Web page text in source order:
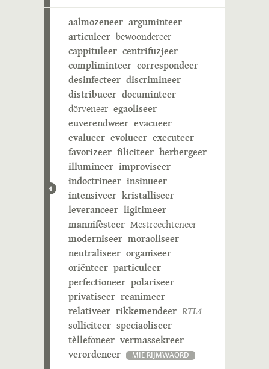
4
aalmozeneer arguminteer
articuleer bewoondereer
cappituleer centrifuzjeer
compliminteer correspondeer
desinfecteer discrimineer
distribueer documinteer
dörveneer egaoliseer
euverendweer evacueer
evalueer evolueer executeer
favorizeer filiciteer herbergeer
illumineer improviseer
indoctrineer insinueer
intensiveer kristalliseer
leveranceer ligitimeer
mannifèsteer Mestreechteneer
moderniseer moraoliseer
neutraliseer organiseer
oriënteer particuleer
perfectioneer polariseer
privatiseer reanimeer
relativeer rikkemendeer RTL4
solliciteer speciaoliseer
tèllefoneer vermassekreer
verordeneer
MIE RIJMWÄÖRD